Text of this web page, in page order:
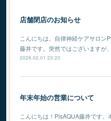
店舗閉店のお知らせ
こんにちは。自律神経ケアサロン
藤井です。突然ではございますが
2026.02.01 23:20
年末年始の営業について
こんにちは！PisAQUA藤井です